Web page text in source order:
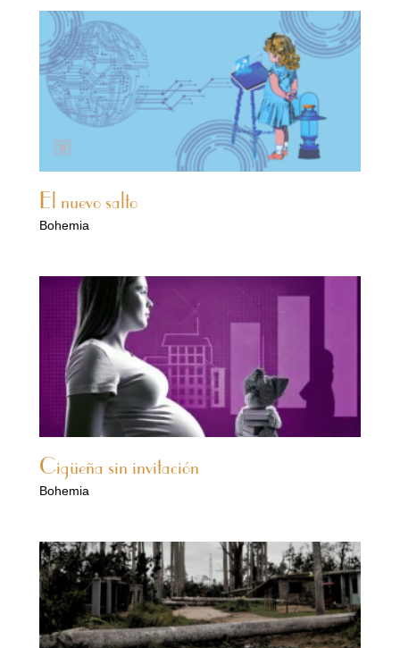
El nuevo salto
Bohemia
Cigüeña sin invitación
Bohemia